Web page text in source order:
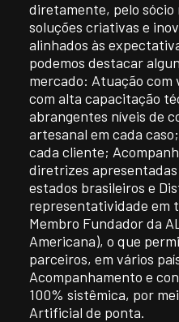
diretamente, pelo
soluções criativas e
alinhados às
podemos destacar
mercado: Atuação
com alta capacitação
abrangentes níveis de
artesanal em cada
cada cliente;
diretrizes
estados brasileiros e
representatividade em
Membro Fundador da
Americana), o que
parceiros, em vários
Acompanhamento e
100% sistêmica, por
Artificial de ponta.